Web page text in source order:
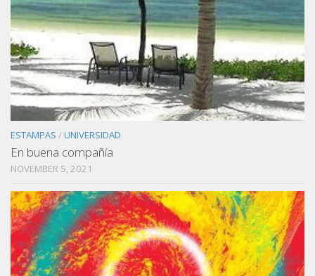
ESTAMPAS /UNIVERSIDAD
En buena compañía
NOVEMBER 5, 2021